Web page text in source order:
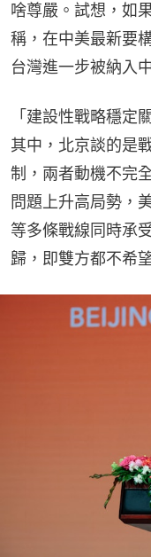
啥尊嚴。試想，如
稱，在中美最新要
台灣進一步被納入
「建設性戰略穩定
其中，北京談的是
制，兩者動機不完
問題上升高局勢，
等多條戰線同時承
歸，即雙方都不希